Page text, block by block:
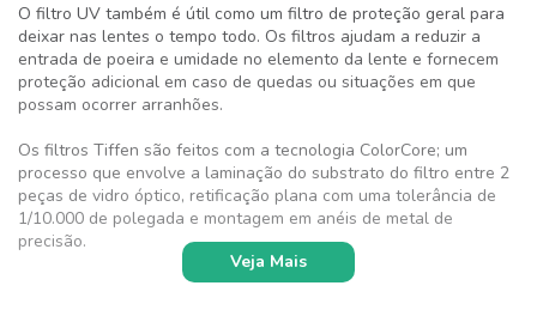
O filtro UV também é útil como um filtro de proteção geral para
deixar nas lentes o tempo todo. Os filtros ajudam a reduzir a
entrada de poeira e umidade no elemento da lente e fornecem
proteção adicional em caso de quedas ou situações em que
possam ocorrer arranhões.
Os filtros Tiffen são feitos com a tecnologia ColorCore; um
processo que envolve a laminação do substrato do filtro entre 2
peças de vidro óptico, retificação plana com uma tolerância de
1/10.000 de polegada e montagem em anéis de metal de
precisão.
Veja Mais